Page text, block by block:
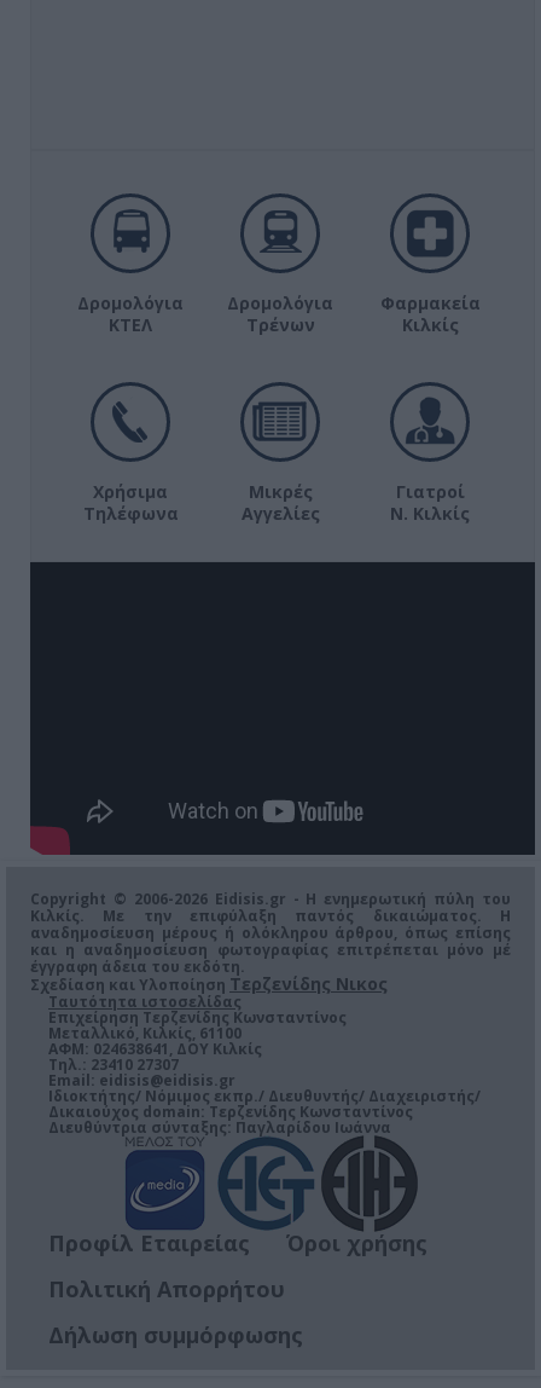
Δρομολόγια
ΚΤΕΛ
Δρομολόγια
Τρένων
Φαρμακεία
Κιλκίς
Χρήσιμα
Τηλέφωνα
Μικρές
Αγγελίες
Γιατροί
Ν. Κιλκίς
Copyright © 2006-2026 Eidisis.gr - Η ενημερωτική πύλη του
Κιλκίς. Με την επιφύλαξη παντός δικαιώματος. Η
αναδημοσίευση μέρους ή ολόκληρου άρθρου, όπως επίσης
και η αναδημοσίευση φωτογραφίας επιτρέπεται μόνο μέ
έγγραφη άδεια του εκδότη.
Σχεδίαση και Υλοποίηση Τερζενίδης Νικος
Ταυτότητα ιστοσελίδας
Επιχείρηση Τερζενίδης Κωνσταντίνος
Μεταλλικό, Κιλκίς, 61100
ΑΦΜ: 024638641, ΔΟΥ Κιλκίς
Τηλ.: 23410 27307
Email: eidisis@eidisis.gr
Ιδιοκτήτης/ Νόμιμος εκπρ./ Διευθυντής/ Διαχειριστής/
Δικαιούχος domain: Τερζενίδης Κωνσταντίνος
Διευθύντρια σύνταξης: Παγλαρίδου Ιωάννα
Προφίλ Εταιρείας
Όροι χρήσης
Πολιτική Απορρήτου
Δήλωση συμμόρφωσης